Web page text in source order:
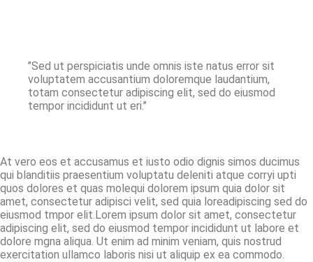
’’Sed ut perspiciatis unde omnis iste natus error sit
voluptatem accusantium doloremque laudantium,
totam consectetur adipiscing elit, sed do eiusmod
tempor incididunt ut eri.’’
At vero eos et accusamus et iusto odio dignis simos ducimus
qui blanditiis praesentium voluptatu deleniti atque corryi upti
quos dolores et quas molequi dolorem ipsum quia dolor sit
amet, consectetur adipisci velit, sed quia loreadipiscing sed do
eiusmod tmpor elit.Lorem ipsum dolor sit amet, consectetur
adipiscing elit, sed do eiusmod tempor incididunt ut labore et
dolore mgna aliqua. Ut enim ad minim veniam, quis nostrud
exercitation ullamco laboris nisi ut aliquip ex ea commodo.